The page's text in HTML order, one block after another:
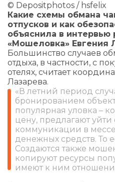
© Depositphotos / hsfelix
Какие схемы обмана
отпусков и как
объяснила в
«Мошеловка» Евгения
Большинство случаев
отдыха, в частности, с
отелях, считает
Лазарева.
«В летний период
бронированием
популярная уловка –
цену, предлагают уйти
коммуникации в
денежных средств. То
Создаются также
копируют ресурсы
имеют к ним